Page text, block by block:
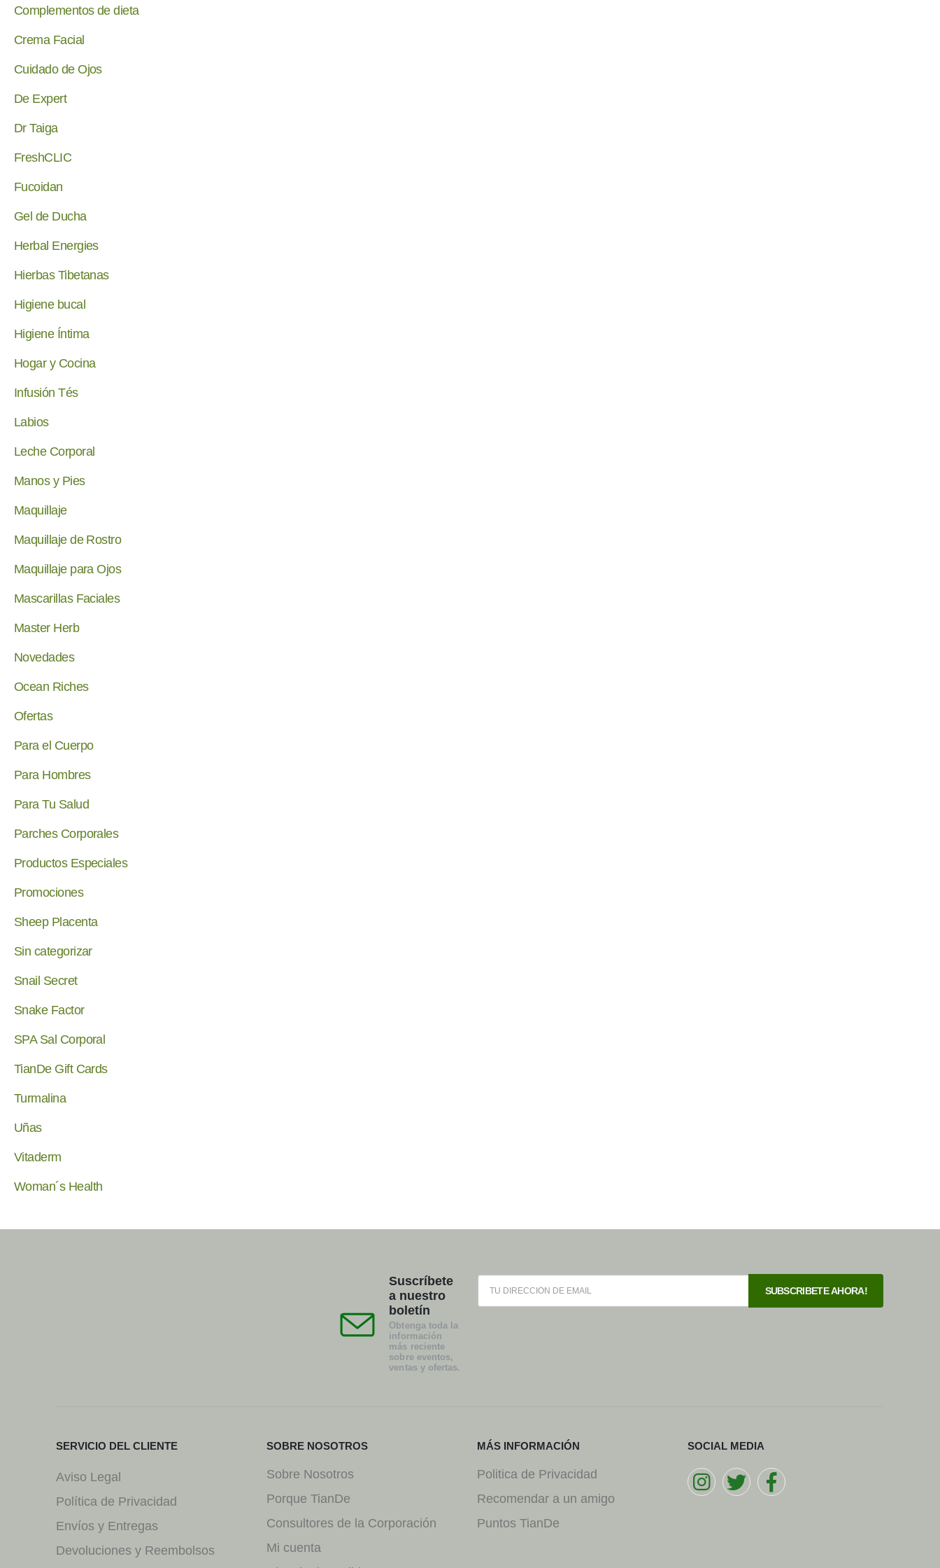
Complementos de dieta
Crema Facial
Cuidado de Ojos
De Expert
Dr Taiga
FreshCLIC
Fucoidan
Gel de Ducha
Herbal Energies
Hierbas Tibetanas
Higiene bucal
Higiene Íntima
Hogar y Cocina
Infusión Tés
Labios
Leche Corporal
Manos y Pies
Maquillaje
Maquillaje de Rostro
Maquillaje para Ojos
Mascarillas Faciales
Master Herb
Novedades
Ocean Riches
Ofertas
Para el Cuerpo
Para Hombres
Para Tu Salud
Parches Corporales
Productos Especiales
Promociones
Sheep Placenta
Sin categorizar
Snail Secret
Snake Factor
SPA Sal Corporal
TianDe Gift Cards
Turmalina
Uñas
Vitaderm
Woman´s Health
Suscríbete
a nuestro
boletín
Obtenga toda la
información
más reciente
sobre eventos,
ventas y ofertas.
SERVICIO DEL CLIENTE
Aviso Legal
Política de Privacidad
Envíos y Entregas
Devoluciones y Reembolsos
SOBRE NOSOTROS
Sobre Nosotros
Porque TianDe
Consultores de la Corporación
Mi cuenta
MÁS INFORMACIÓN
Politica de Privacidad
Recomendar a un amigo
Puntos TianDe
SOCIAL MEDIA